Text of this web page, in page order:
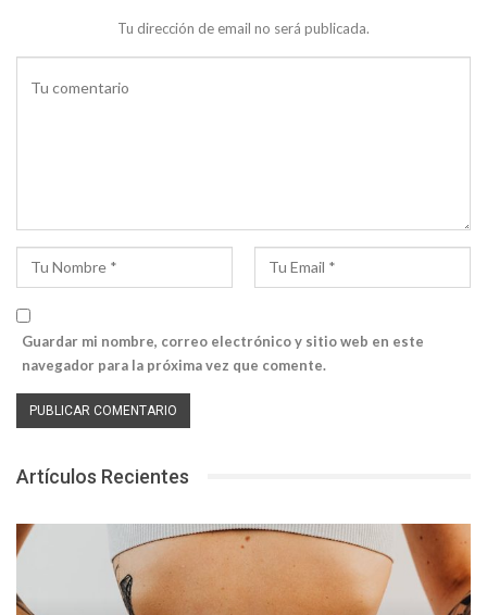
Tu dirección de email no será publicada.
Guardar mi nombre, correo electrónico y sitio web en este
navegador para la próxima vez que comente.
Artículos Recientes